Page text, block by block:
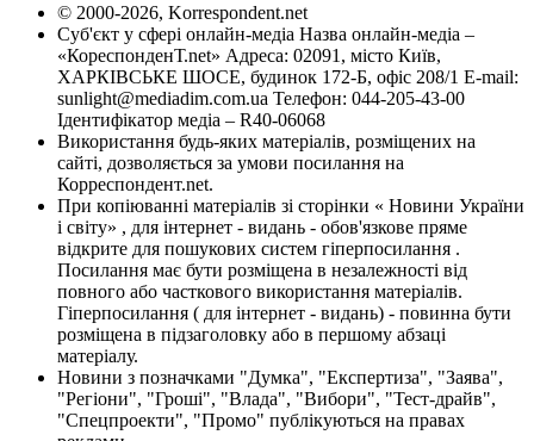
© 2000-2026, Korrespondent.net
Суб'єкт у сфері онлайн-медіа Назва онлайн-медіа –
«КореспонденТ.net» Адреса: 02091, місто Київ,
ХАРКІВСЬКЕ ШОСЕ, будинок 172-Б, офіс 208/1 E-mail:
sunlight@mediadim.com.ua Телефон: 044-205-43-00
Ідентифікатор медіа – R40-06068
Використання будь-яких матеріалів, розміщених на
сайті, дозволяється за умови посилання на
Корреспондент.net.
При копіюванні матеріалів зі сторінки « Новини України
і світу» , для інтернет - видань - обов'язкове пряме
відкрите для пошукових систем гіперпосилання .
Посилання має бути розміщена в незалежності від
повного або часткового використання матеріалів.
Гіперпосилання ( для інтернет - видань) - повинна бути
розміщена в підзаголовку або в першому абзаці
матеріалу.
Новини з позначками "Думка", "Експертиза", "Заява",
"Регіони", "Гроші", "Влада", "Вибори", "Тест-драйв",
"Спецпроекти", "Промо" публікуються на правах